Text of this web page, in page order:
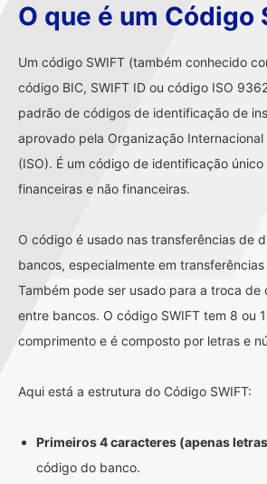
O que é um Código
Um código SWIFT (também conhecido
código BIC, SWIFT ID ou código ISO
padrão de códigos de identificação de
aprovado pela Organização
(ISO). É um código de identificação
financeiras e não financeiras.
O código é usado nas transferências de
bancos, especialmente em
Também pode ser usado para a troca de
entre bancos. O código SWIFT tem 8 ou
comprimento e é composto por letras e
Aqui está a estrutura do Código SWIFT:
Primeiros 4 caracteres (apenas
código do banco.